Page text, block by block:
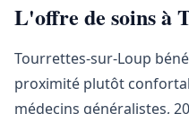
L'offre de soins à
Tourrettes-sur-Loup
proximité plutôt
médecins généralistes,